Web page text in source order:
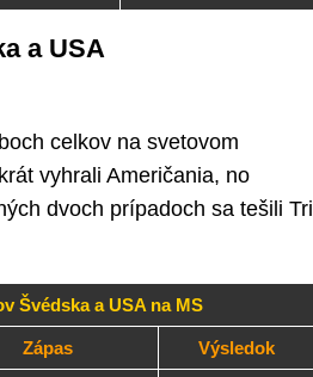
a USA
celkov na svetovom
vyhrali Američania, no
dvoch prípadoch sa tešili Tri
Švédska a USA na MS
Zápas Výsledok